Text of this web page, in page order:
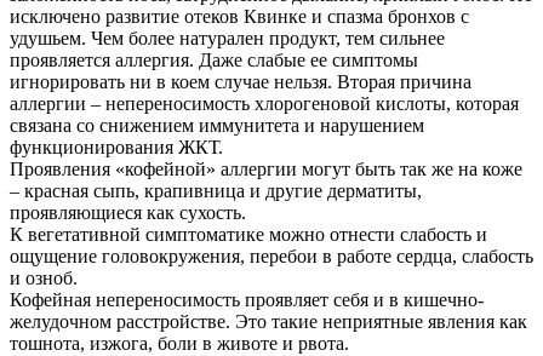
исключено развитие отеков Квинке и спазма бронхов с
удушьем. Чем более натурален продукт, тем сильнее
проявляется аллергия. Даже слабые ее симптомы
игнорировать ни в коем случае нельзя. Вторая причина
аллергии – непереносимость хлорогеновой кислоты, которая
связана со снижением иммунитета и нарушением
функционирования ЖКТ.
Проявления «кофейной» аллергии могут быть так же на коже
– красная сыпь, крапивница и другие дерматиты,
проявляющиеся как сухость.
К вегетативной симптоматике можно отнести слабость и
ощущение головокружения, перебои в работе сердца, слабость
и озноб.
Кофейная непереносимость проявляет себя и в кишечно-
желудочном расстройстве. Это такие неприятные явления как
тошнота, изжога, боли в животе и рвота.